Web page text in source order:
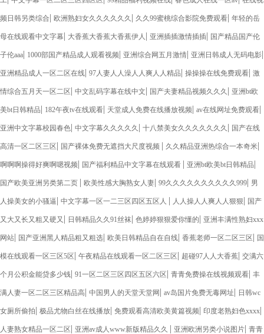
频日韩另类综合| 欧洲熟妇女久久久久久久 | 久久99蜜桃综合影院免费观看| 年轻的岳
母在线观看中文字幕| 大香蕉大香蕉大香蕉伊人 | 亚洲插插激情插插| 国产精品国产伦
子伦aaa| 1000部国产精品成人观看视频| 亚洲综合网五月激情| 亚洲日韩成人无码电影|
亚洲精品成人一区二区在线| 97人妻人人澡人人爽人人精品| 操操操在线免费观看| 激
情综合五月天一区二区| 中文乱码字幕在线中文| 国产夫妻精品视频久久久 | 亚洲bt欧
美bt日韩精品| 182午夜tv在线观看| 天堂成人免费在线播放视频| av在线网址免费观看|
亚洲中文字幕校园春色| 中文字幕久久久久久 | 十八禁美女久久久久久久久 | 国产在线
高清一区二区三区| 国产裸体免费无遮挡大尺度视频 | 久久精品亚洲热综合一本奇米|
啊啊啊操得好爽啊嗯视频| 国产福利精品中文字幕在线观看 | 亚洲bt欧美bt日韩精品|
国产欧美亚洲另类第二页 | 欧美性感大胸熟女人妻| 99久久久久久久久久久久999| 男
人操美女的小骚逼 | 中文字幕一区一二三区四区五区人 | 人人操人人爽人人狠狠| 国产
又大又长又粗又硬又 | 日韩精品久久91丝袜| 色婷婷狠狠爱你懂的| 亚洲丰满性熟妇xxx
网站| 国产亚洲黑人精品粗又粗选| 欧美日韩精品自在自线| 香蕉老师一区二区三区| 国
模在线观看一区三区5区| 午夜精品在线观看一区二区三区| 超碰97人人大香蕉| 交满六
个月公积金能贷多少钱| 91一区二区三区四区五区六区| 青青免费操在线视频观看| 丰
满人妻一区二区三区精品高| 中国男人的天堂天堂网 | av岛国片免费无毒网址| 日韩wc
女厕所偷拍| 极品尤物白丝在线播放| 免费观看高清欧美黄篇视频| 印度老熟妇色xxxx|
人妻熟女精品一区二区| 亚洲av成人www新版精品久久 | 亚洲欧洲另类小说图片| 青青